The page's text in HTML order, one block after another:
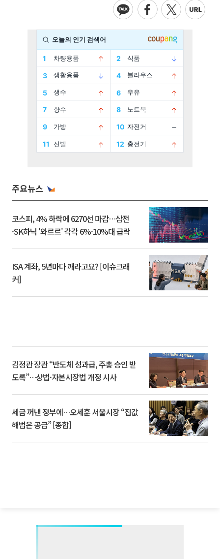
주요뉴스
코스피, 4% 하락에 6270선 마감…삼전
·SK하닉 '와르르' 각각 6%·10%대 급락
ISA 계좌, 5년마다 깨라고요? [이슈크래
커]
김정관 장관 “반도체 성과급, 주총 승인 받
도록”…상법·자본시장법 개정 시사
세금 꺼낸 정부에…오세훈 서울시장 “집값
해법은 공급” [종합]